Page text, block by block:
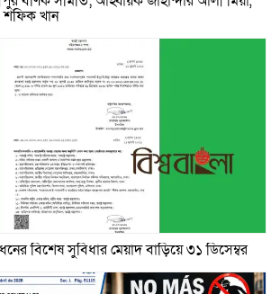
খান
বিশেষ সুবিধার মেয়াদ বাড়িয়ে ৩১ ডিসেম্বর